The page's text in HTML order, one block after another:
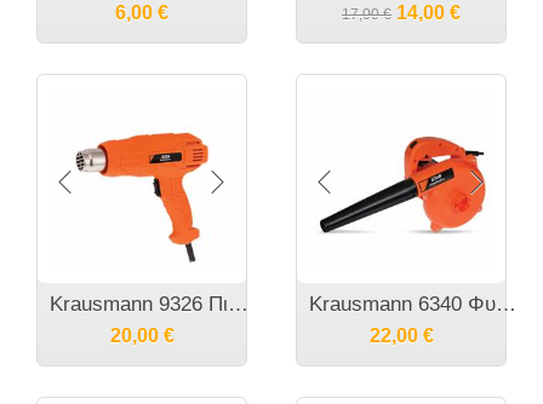
6,00 € 17,00 € 14,00 €
Krausmann 9326 Πιστόλι Θερμού Αέρα 2000W
20,00 €
Krausmann 6340 Φυσητήρας - Αναροφητήρας σκόνης 450 Watt
22,00 €